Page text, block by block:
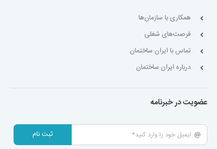
همکاری با سازمان‌ها
فرصت‌های شغلی
تماس با ایران ساختمان
درباره ایران ساختمان
عضویت در خبرنامه
ثبت نام